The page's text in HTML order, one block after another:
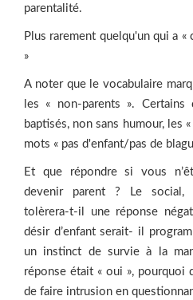
parentalité.
Plus rarement quelqu'un qui a «
»
A noter que le vocabulaire
les « non-parents ».
baptisés, non sans humour, les
mots « pas d'enfant/pas de
Et que répondre si vous
devenir parent ? Le social,
tolèrera-­t-­il une réponse
désir d’enfant serait-­ il
un instinct de survie à la
réponse était « oui », pourquoi
de faire intrusion en